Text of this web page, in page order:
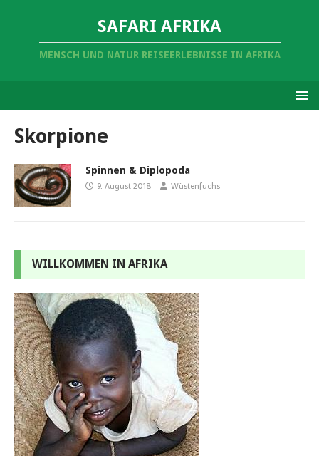
SAFARI AFRIKA
MENSCH UND NATUR REISEERLEBNISSE IN AFRIKA
Skorpione
Spinnen & Diplopoda
9. August 2018 Wüstenfuchs
WILLKOMMEN IN AFRIKA